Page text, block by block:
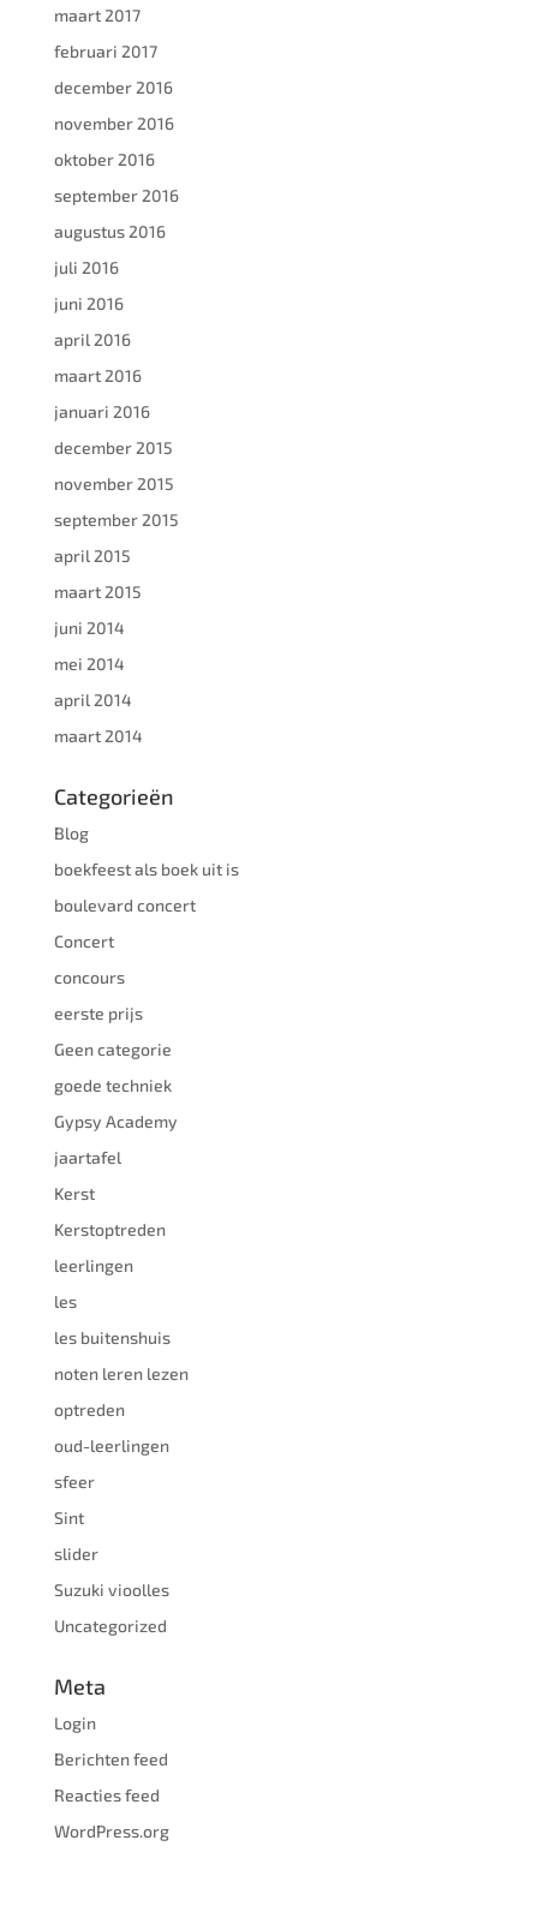
maart 2017
februari 2017
december 2016
november 2016
oktober 2016
september 2016
augustus 2016
juli 2016
juni 2016
april 2016
maart 2016
januari 2016
december 2015
november 2015
september 2015
april 2015
maart 2015
juni 2014
mei 2014
april 2014
maart 2014
Categorieën
Blog
boekfeest als boek uit is
boulevard concert
Concert
concours
eerste prijs
Geen categorie
goede techniek
Gypsy Academy
jaartafel
Kerst
Kerstoptreden
leerlingen
les
les buitenshuis
noten leren lezen
optreden
oud-leerlingen
sfeer
Sint
slider
Suzuki vioolles
Uncategorized
Meta
Login
Berichten feed
Reacties feed
WordPress.org